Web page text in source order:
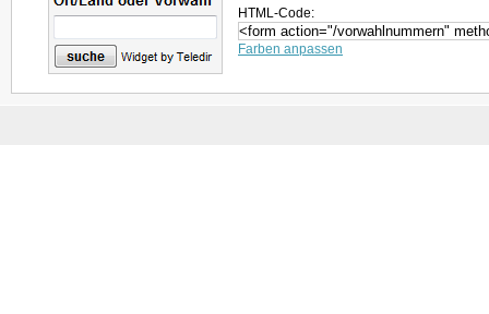
HTML-Code:
Farben anpassen